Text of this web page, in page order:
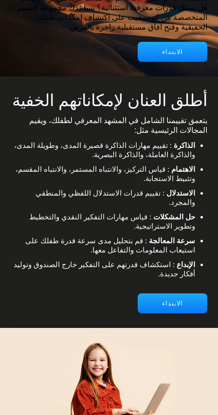
هل يمتلك قدرات معرفية استثنائية؟ تساعدك مجموعة التقييم
المتخصصة من كوجنيفيت على اكتشاف إمكانات طفلك
الحقيقية وفتح آفاق مستقبلية زاخرة بالفرص.
الابتداء
أطلق العنان لإمكاناتهم الخفية
يتعمق تقييمنا الشامل في المشهد المعرفي لطفلك، ويقيم
المجالات الرئيسية مثل:
الذاكرة : تقييم مهارات الذاكرة قصيرة المدى، وطويلة المدى،
والذاكرة العاملة، والذاكرة البصرية.
الاهتمام : قياس التركيز، والانتباه المستمر، والانتباه المقسم،
وتثبيط الاستجابة.
الاستدلال : تقييم قدرات الاستدلال اللفظي والمنطقي
والمجرد.
حل المشكلات : قياس مهارات التفكير النقدي والتخطيط
وتطوير الاستراتيجية.
سرعة المعالجة : قم بتحليل مدى سرعة قدرة طفلك على
استيعاب المعلومات والتفاعل معها.
الإبداع : استكشاف قدرتهم على التفكير خارج الصندوق وتوليد
أفكار جديدة.
الابتداء